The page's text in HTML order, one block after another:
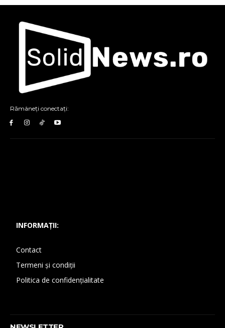
Rămâneți conectați:
INFORMAȚII:
Contact
Termeni și condiții
Politica de confidențialitate